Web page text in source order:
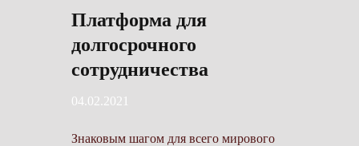
Платформа для
долгосрочного
сотрудничества
04.02.2021
Знаковым шагом для всего мирового